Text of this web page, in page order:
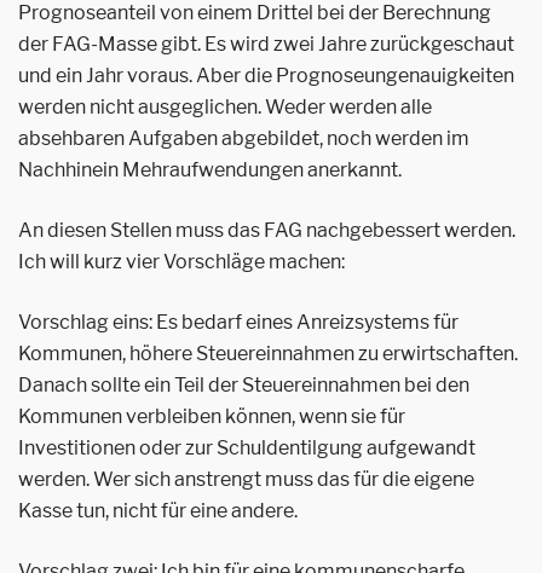
Prognoseanteil von einem Drittel bei der Berechnung
der FAG-Masse gibt. Es wird zwei Jahre zurückgeschaut
und ein Jahr voraus. Aber die Prognoseungenauigkeiten
werden nicht ausgeglichen. Weder werden alle
absehbaren Aufgaben abgebildet, noch werden im
Nachhinein Mehraufwendungen anerkannt.
An diesen Stellen muss das FAG nachgebessert werden.
Ich will kurz vier Vorschläge machen:
Vorschlag eins: Es bedarf eines Anreizsystems für
Kommunen, höhere Steuereinnahmen zu erwirtschaften.
Danach sollte ein Teil der Steuereinnahmen bei den
Kommunen verbleiben können, wenn sie für
Investitionen oder zur Schuldentilgung aufgewandt
werden. Wer sich anstrengt muss das für die eigene
Kasse tun, nicht für eine andere.